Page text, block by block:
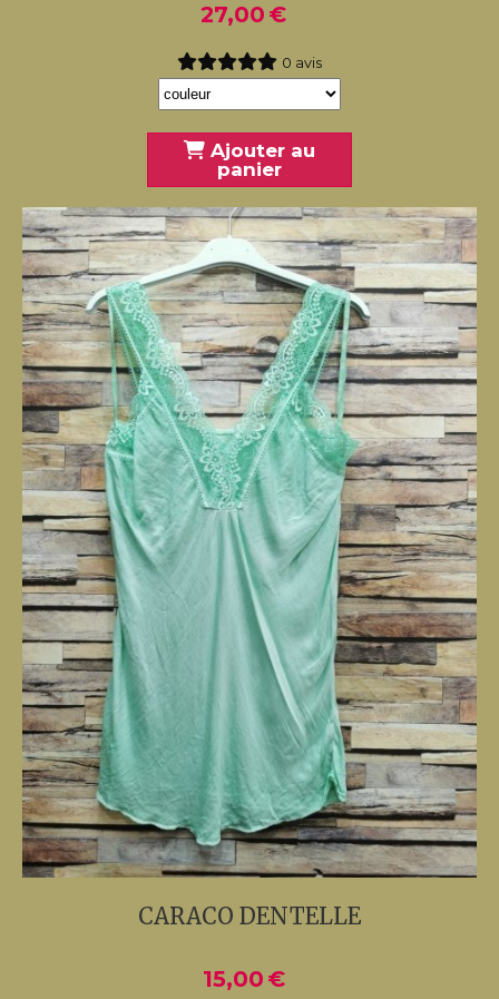
27,00 €
0 avis
Ajouter au
panier
CARACO DENTELLE
15,00 €